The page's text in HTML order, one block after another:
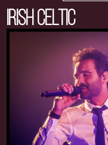
IRISH CELTIC